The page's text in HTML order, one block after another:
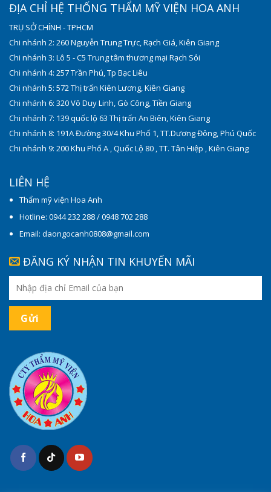
ĐỊA CHỈ HỆ THỐNG THẨM MỸ VIỆN HOA ANH
TRỤ SỞ CHÍNH - TPHCM
Chi nhánh 2: 260 Nguyễn Trung Trực, Rạch Giá, Kiên Giang
Chi nhánh 3: Lô 5 - C5 Trung tâm thương mại Rạch Sỏi
Chi nhánh 4: 257 Trần Phú, Tp Bạc Liêu
Chi nhánh 5: 572 Thị trấn Kiên Lương, Kiên Giang
Chi nhánh 6: 320 Võ Duy Linh, Gò Công, Tiền Giang
Chi nhánh 7: 139 quốc lộ 63 Thị trấn An Biên, Kiên Giang
Chi nhánh 8: 191A Đường 30/4 Khu Phố 1, TT.Dương Đông, Phú Quốc
Chi nhánh 9: 200 Khu Phố A , Quốc Lộ 80 , TT. Tân Hiệp , Kiên Giang
LIÊN HỆ
Thẩm mỹ viện Hoa Anh
Hotline: 0944 232 288 / 0948 702 288
Email: daongocanh0808@gmail.com
ĐĂNG KÝ NHẬN TIN KHUYẾN MÃI